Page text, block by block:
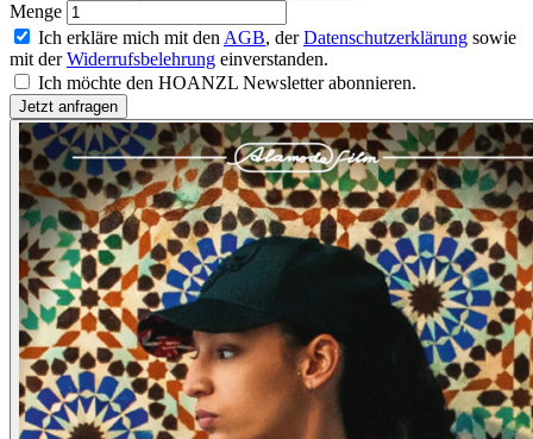
Menge
Ich erkläre mich mit den AGB, derDatenschutzerklärung sowie
mit derWiderrufsbelehrung einverstanden.
Ich möchte den HOANZL Newsletter abonnieren.